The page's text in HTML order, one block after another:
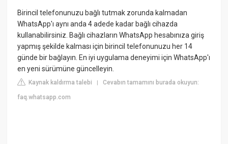
Birincil telefonunuzu bağlı tutmak zorunda kalmadan
WhatsApp'ı aynı anda 4 adede kadar bağlı cihazda
kullanabilirsiniz. Bağlı cihazların WhatsApp hesabınıza giriş
yapmış şekilde kalması için birincil telefonunuzu her 14
günde bir bağlayın. En iyi uygulama deneyimi için WhatsApp'ı
en yeni sürümüne güncelleyin.
Kaynak kaldırma talebi |Cevabın tamamını burada okuyun:
faq.whatsapp.com